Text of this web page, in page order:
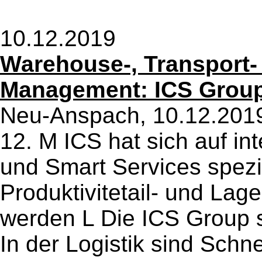
10.12.2019
Warehouse-,
Management: ICS
Neu-Anspach,
12. M ICS hat sich auf
und Smart Services
Produktivitetail- und
werden L Die ICS Group
In der Logistik sind